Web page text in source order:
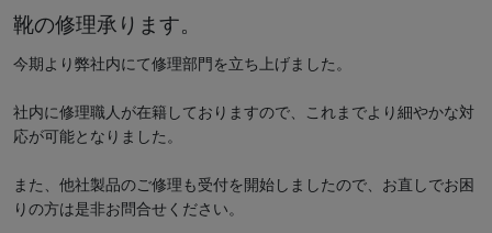
靴の修理承ります。
今期より弊社内にて修理部門を立ち上げました。
社内に修理職人が在籍しておりますので、これまでより細やかな対
応が可能となりました。
また、他社製品のご修理も受付を開始しましたので、お直しでお困
りの方は是非お問合せください。